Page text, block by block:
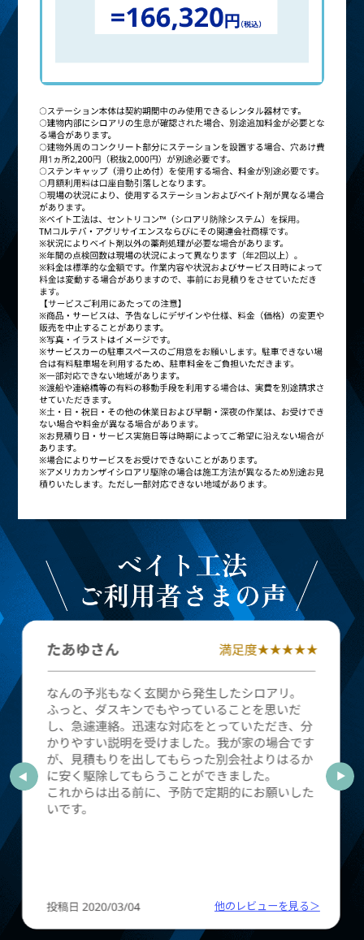
他のレビューを見る＞